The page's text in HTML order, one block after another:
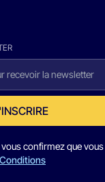
confirmez que vous